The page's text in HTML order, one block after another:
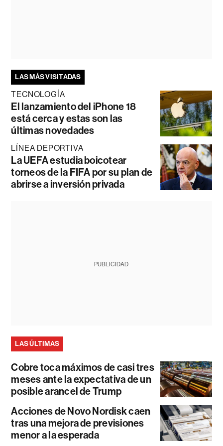
LAS MÁS VISITADAS
TECNOLOGÍA
El lanzamiento del iPhone 18
está cerca y estas son las
últimas novedades
LÍNEA DEPORTIVA
La UEFA estudia boicotear
torneos de la FIFA por su plan de
abrirse a inversión privada
PUBLICIDAD
LAS ÚLTIMAS
Cobre toca máximos de casi tres
meses ante la expectativa de un
posible arancel de Trump
Acciones de Novo Nordisk caen
tras una mejora de previsiones
menor a la esperada